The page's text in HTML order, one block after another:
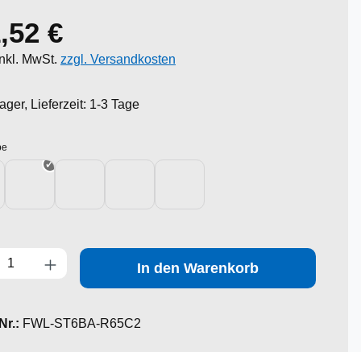
Preis: €
MwSt. zzgl. Versandkosten
Lieferzeit: 1-3 Tage
Gib den gewünschten Wert ein oder benutze die Schaltflächen um die
In den Warenkorb
FWL-ST6BA-R65C2